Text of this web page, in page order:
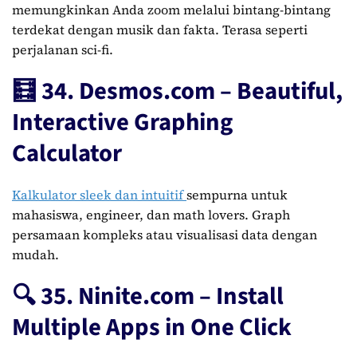
memungkinkan Anda zoom melalui bintang-bintang
terdekat dengan musik dan fakta. Terasa seperti
perjalanan sci-fi.
🧮 34. Desmos.com – Beautiful,
Interactive Graphing
Calculator
Kalkulator sleek dan intuitifsempurna untuk
mahasiswa, engineer, dan math lovers. Graph
persamaan kompleks atau visualisasi data dengan
mudah.
🔍 35. Ninite.com – Install
Multiple Apps in One Click